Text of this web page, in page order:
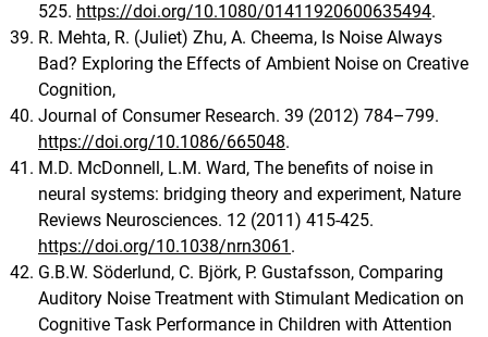
525. https://doi.org/10.1080/01411920600635494.
R. Mehta, R. (Juliet) Zhu, A. Cheema, Is Noise Always
Bad? Exploring the Effects of Ambient Noise on Creative
Cognition,
Journal of Consumer Research. 39 (2012) 784–799.
https://doi.org/10.1086/665048.
M.D. McDonnell, L.M. Ward, The benefits of noise in
neural systems: bridging theory and experiment, Nature
Reviews Neurosciences. 12 (2011) 415-425.
https://doi.org/10.1038/nrn3061 .
G.B.W. Söderlund, C. Björk, P. Gustafsson, Comparing
Auditory Noise Treatment with Stimulant Medication on
Cognitive Task Performance in Children with Attention